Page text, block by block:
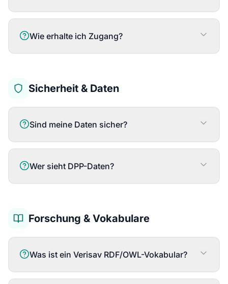
Wie erhalte ich Zugang?
Sicherheit & Daten
Sind meine Daten sicher?
Wer sieht DPP-Daten?
Forschung & Vokabulare
Was ist ein Verisav RDF/OWL-Vokabular?